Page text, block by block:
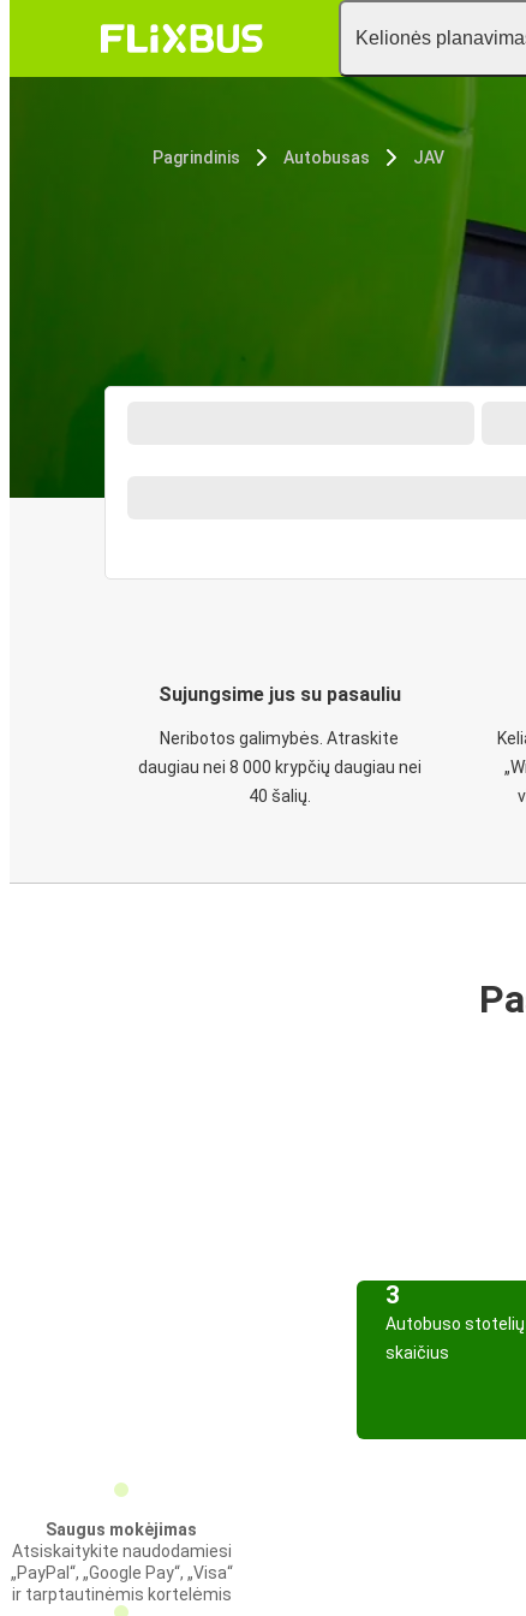
Kelionės
Pagrindinis Autobusas JAV
Sujungsime jus su pasauliu
Neribotos galimybės. Atraskite
daugiau nei 8 000 krypčių daugiau nei
40 šalių.
3
Autobuso stotelių
skaičius
Saugus mokėjimas
Atsiskaitykite naudodamiesi
„PayPal“, „Google Pay“, „Visa“
ir tarptautinėmis kortelėmis